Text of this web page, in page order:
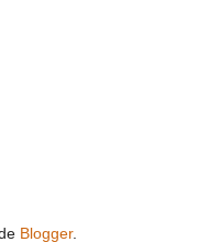
Blogger.